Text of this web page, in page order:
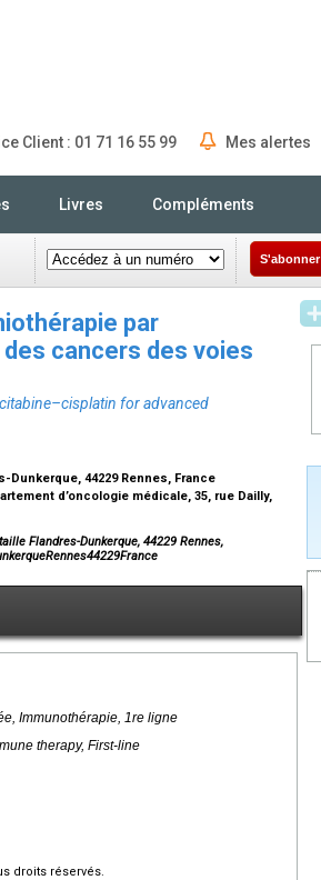
Client : 01 71 16 55 99 Mes alertes
Livres Compléments
S'abonner
par
cancers des voies
for advanced
44229 Rennes, France
d’oncologie médicale, 35, rue Dailly,
Flandres-Dunkerque, 44229 Rennes,
Immunothérapie, 1re ligne
therapy, First-line
droits réservés.